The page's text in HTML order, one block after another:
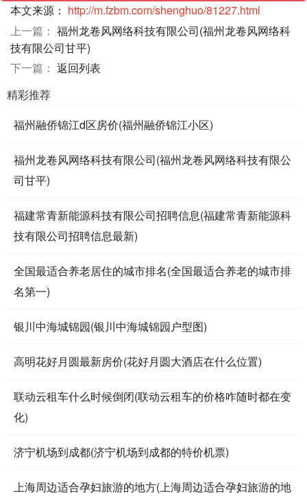
本文来源： http://m.fzbm.com/shenghuo/81227.html
上一篇： 福州龙卷风网络科技有限公司(福州龙卷风网络科
技有限公司甘平)
下一篇： 返回列表
精彩推荐
福州融侨锦江d区房价(福州融侨锦江小区)
福州龙卷风网络科技有限公司(福州龙卷风网络科技有限公
司甘平)
福建常青新能源科技有限公司招聘信息(福建常青新能源科
技有限公司招聘信息最新)
全国最适合养老居住的城市排名(全国最适合养老的城市排
名第一)
银川中海城锦园(银川中海城锦园户型图)
高明花好月圆最新房价(花好月圆大酒店在什么位置)
联动云租车什么时候倒闭(联动云租车的价格咋随时都在变
化)
济宁机场到成都(济宁机场到成都的特价机票)
上海周边适合孕妇旅游的地方(上海周边适合孕妇旅游的地